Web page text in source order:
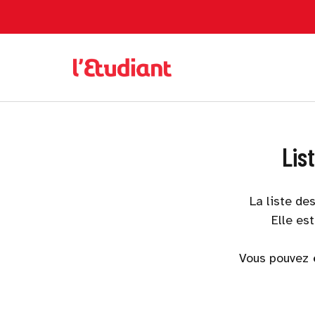
La liste
Elle
Vous pouvez